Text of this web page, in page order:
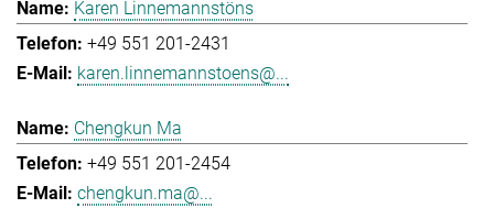
Karen Linnemannstöns
+49 551 201-2431
karen.linnemannstoens@...
Chengkun Ma
+49 551 201-2454
chengkun.ma@...